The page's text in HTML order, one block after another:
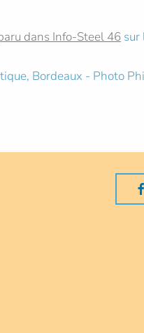
dans Info-Steel 46 sur
Bordeaux - Photo